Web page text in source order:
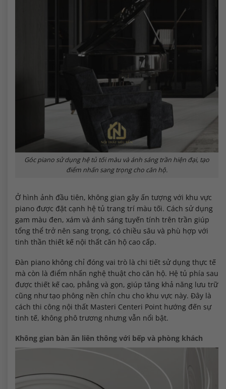
Góc piano sử dụng hệ tủ tối màu và ánh sáng trần hiện đại, tạo
điểm nhấn sang trọng cho căn hộ.
Ở hình ảnh đầu tiên, không gian gây ấn tượng với khu vực
piano được đặt cạnh hệ tủ trang trí màu tối. Cách sử dụng
gam màu đen, xám và ánh sáng tuyến tính trên trần giúp
tổng thể trở nên sang trọng, có chiều sâu và phù hợp với
tinh thần thiết kế nội thất căn hộ cao cấp.
Đàn piano không chỉ đóng vai trò là chi tiết sử dụng thực tế
mà còn là điểm nhấn nghệ thuật cho căn hộ. Hệ tủ phía sau
được thiết kế cao, phẳng và gọn, giúp tăng khả năng lưu trữ
cũng như tạo phông nền chỉn chu cho khu vực này. Đây là
cách thi công nội thất Masteri Centeri Point hướng đến sự
tinh tế, không phô trương nhưng vẫn nổi bật.
Không gian bàn ăn liên thông với bếp và phòng khách